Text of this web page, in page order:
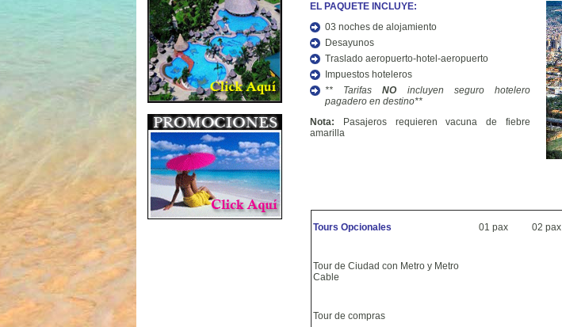
EL PAQUETE INCLUYE:
03 noches de alojamiento
Desayunos
Traslado aeropuerto-hotel-aeropuerto
Impuestos hoteleros
** TarifasNO incluyen seguro hotelero
pagadero en destino**
Nota: Pasajeros requieren vacuna de fiebre
amarilla
Tours Opcionales 01 pax 02 pax
Tour de Ciudad con Metro y Metro
Cable
Tour de compras